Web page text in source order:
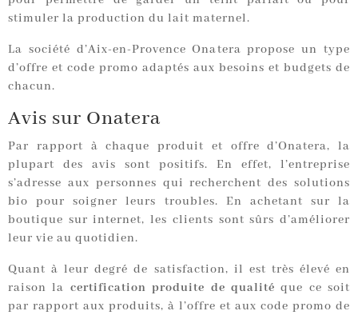
stimuler la production du lait maternel.
La société d’Aix-en-Provence Onatera propose un type
d’offre et code promo adaptés aux besoins et budgets de
chacun.
Avis sur Onatera
Par rapport à chaque produit et offre d’Onatera, la
plupart des avis sont positifs. En effet, l’entreprise
s’adresse aux personnes qui recherchent des solutions
bio pour soigner leurs troubles. En achetant sur la
boutique sur internet, les clients sont sûrs d’améliorer
leur vie au quotidien.
Quant à leur degré de satisfaction, il est très élevé en
raison la certification produite de qualitéque ce soit
par rapport aux produits, à l’offre et aux code promo de